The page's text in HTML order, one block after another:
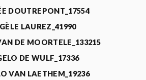
DOUTREPONT_17554
LAUREZ_41990
DE MOORTELE_133215
DE WULF_17336
VAN LAETHEM_19236